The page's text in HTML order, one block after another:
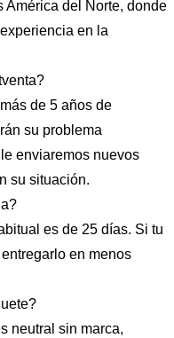
América del Norte, donde
en la
de 5 años de
su problema
enviaremos nuevos
su situación.
es de 25 días. Si tu
en menos
neutral sin marca,